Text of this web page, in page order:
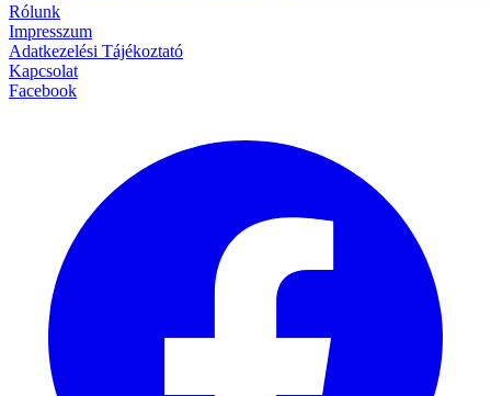
Rólunk
Impresszum
Adatkezelési Tájékoztató
Kapcsolat
Facebook